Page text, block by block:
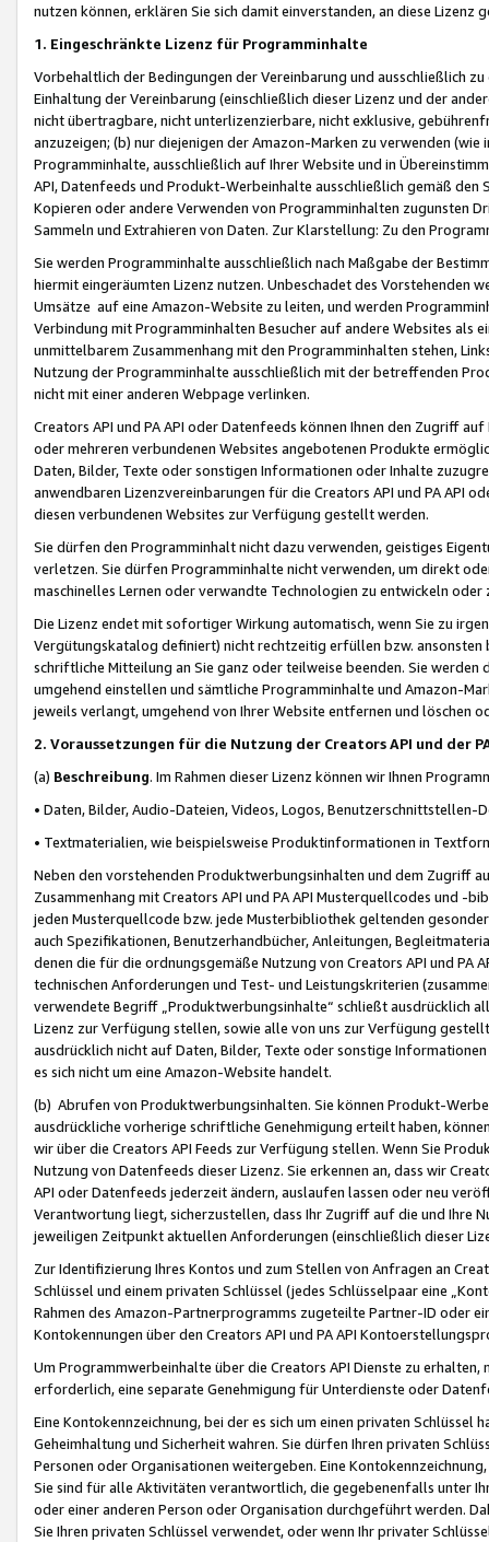
nutzen können, erklären Sie sich damit einverstanden, an diese Lizenz
1. Eingeschränkte Lizenz für Programminhalte
Vorbehaltlich der Bedingungen der Vereinbarung und ausschließlich
Einhaltung der Vereinbarung (einschließlich dieser Lizenz und der
nicht übertragbare, nicht unterlizenzierbare, nicht exklusive,
anzuzeigen; (b) nur diejenigen der Amazon-Marken zu verwenden
Programminhalte, ausschließlich auf Ihrer Website und in
API, Datenfeeds und Produkt-Werbeinhalte ausschließlich gemäß
Kopieren oder andere Verwenden von Programminhalten zugunsten
Sammeln und Extrahieren von Daten. Zur Klarstellung: Zu den
Sie werden Programminhalte ausschließlich nach Maßgabe der
hiermit eingeräumten Lizenz nutzen. Unbeschadet des Vorstehenden
Umsätze auf eine Amazon-Website zu leiten, und werden
Verbindung mit Programminhalten Besucher auf andere Websites als
unmittelbarem Zusammenhang mit den Programminhalten stehen,
Nutzung der Programminhalte ausschließlich mit der betreffenden
nicht mit einer anderen Webpage verlinken.
Creators API und PA API oder Datenfeeds können Ihnen den Zugriff
oder mehreren verbundenen Websites angebotenen Produkte
Daten, Bilder, Texte oder sonstigen Informationen oder Inhalte
anwendbaren Lizenzvereinbarungen für die Creators API und PA API
diesen verbundenen Websites zur Verfügung gestellt werden.
Sie dürfen den Programminhalt nicht dazu verwenden, geistiges
verletzen. Sie dürfen Programminhalte nicht verwenden, um direkt
maschinelles Lernen oder verwandte Technologien zu entwickeln
Die Lizenz endet mit sofortiger Wirkung automatisch, wenn Sie zu
Vergütungskatalog definiert) nicht rechtzeitig erfüllen bzw. ansonsten
schriftliche Mitteilung an Sie ganz oder teilweise beenden. Sie werden
umgehend einstellen und sämtliche Programminhalte und Amazon-
jeweils verlangt, umgehend von Ihrer Website entfernen und löschen
2. Voraussetzungen für die Nutzung der Creators API und der
(a) Beschreibung. Im Rahmen dieser Lizenz können wir Ihnen
• Daten, Bilder, Audio-Dateien, Videos, Logos, Benutzerschnittstellen-
• Textmaterialien, wie beispielsweise Produktinformationen in
Neben den vorstehenden Produktwerbungsinhalten und dem Zugriff
Zusammenhang mit Creators API und PA API Musterquellcodes und
jeden Musterquellcode bzw. jede Musterbibliothek geltenden
auch Spezifikationen, Benutzerhandbücher, Anleitungen,
denen die für die ordnungsgemäße Nutzung von Creators API und PA
technischen Anforderungen und Test- und Leistungskriterien
verwendete Begriff „Produktwerbungsinhalte“ schließt ausdrücklich
Lizenz zur Verfügung stellen, sowie alle von uns zur Verfügung
ausdrücklich nicht auf Daten, Bilder, Texte oder sonstige
es sich nicht um eine Amazon-Website handelt.
(b) Abrufen von Produktwerbungsinhalten. Sie können Produkt-
ausdrückliche vorherige schriftliche Genehmigung erteilt haben,
wir über die Creators API Feeds zur Verfügung stellen. Wenn Sie
Nutzung von Datenfeeds dieser Lizenz. Sie erkennen an, dass wir
API oder Datenfeeds jederzeit ändern, auslaufen lassen oder neu
Verantwortung liegt, sicherzustellen, dass Ihr Zugriff auf die und Ihre
jeweiligen Zeitpunkt aktuellen Anforderungen (einschließlich dieser
Zur Identifizierung Ihres Kontos und zum Stellen von Anfragen an
Schlüssel und einem privaten Schlüssel (jedes Schlüsselpaar eine
Rahmen des Amazon-Partnerprogramms zugeteilte Partner-ID oder
Kontokennungen über den Creators API und PA API
Um Programmwerbeinhalte über die Creators API Dienste zu
erforderlich, eine separate Genehmigung für Unterdienste oder
Eine Kontokennzeichnung, bei der es sich um einen privaten
Geheimhaltung und Sicherheit wahren. Sie dürfen Ihren privaten
Personen oder Organisationen weitergeben. Eine
Sie sind für alle Aktivitäten verantwortlich, die gegebenenfalls unter
oder einer anderen Person oder Organisation durchgeführt werden.
Sie Ihren privaten Schlüssel verwendet, oder wenn Ihr privater